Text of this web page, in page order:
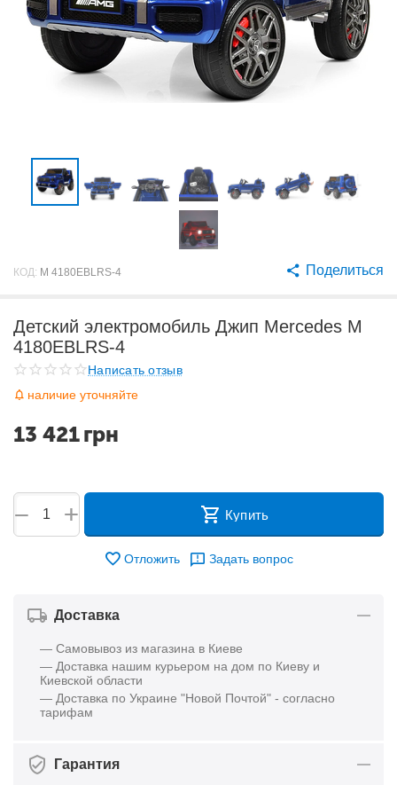
КОД: M 4180EBLRS-4 Поделиться
Детский электромобиль Джип Mercedes M
4180EBLRS-4
Написать отзыв
наличие уточняйте
13 421грн
+
− Купить
Отложить Задать вопрос
Доставка
— Самовывоз из магазина в Киеве
— Доставка нашим курьером на дом по Киеву и
Киевской области
— Доставка по Украине "Новой Почтой" - согласно
тарифам
Гарантия